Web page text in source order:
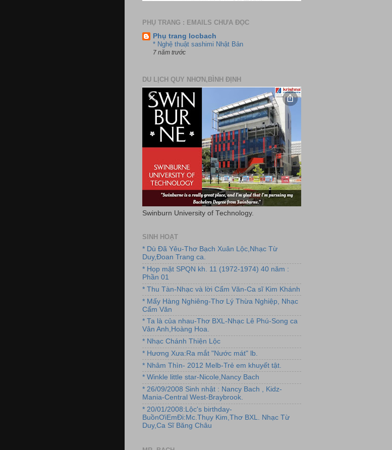
PHỤ TRANG : EMAILS CHƯA ĐỌC
Phụ trang locbach
* Nghệ thuật sashimi Nhật Bản
7 năm trước
DU LỊCH QUY NHƠN,BÌNH ĐỊNH
Swinburn University of Technology.
SINH HOẠT
* Dù Đã Yêu-Thơ Bạch Xuân Lộc,Nhạc Từ
Duy,Đoan Trang ca.
* Họp mặt SPQN kh. 11 (1972-1974) 40 năm :
Phần 01
* Thu Tàn-Nhạc và lời Cẩm Văn-Ca sĩ Kim Khánh
* Mấy Hàng Nghiêng-Thơ Lý Thừa Nghiệp, Nhạc
Cẩm Văn
* Ta là của nhau-Thơ BXL-Nhạc Lê Phú-Song ca
Vân Anh,Hoàng Hoa.
* Nhạc Chánh Thiện Lộc
* Hương Xưa:Ra mắt "Nước mát" lb.
* Nhâm Thìn- 2012 Melb-Trẻ em khuyết tật.
* Winkle little star-Nicole,Nancy Bach
* 26/09/2008 Sinh nhật : Nancy Bach , Kidz-
Mania-Central West-Braybrook.
* 20/01/2008:Lộc's birthday-
BuồnƠiEmĐi:Mc.Thụy Kim,Thơ BXL. Nhạc Từ
Duy,Ca Sĩ Băng Châu